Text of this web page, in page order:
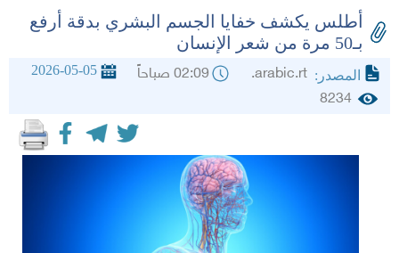
أطلس يكشف خفايا الجسم البشري بدقة أرفع
بـ50 مرة من شعر الإنسان
المصدر: 02:09 صباحاً 2026-05-05
8234